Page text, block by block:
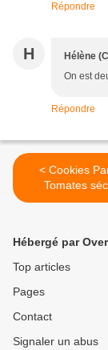
Répondre
H Hélène
On est
Répondre
< Cookies Parmesan,
Tomates
Pignons de
Hébergé par
Top articles
Pages
Contact
Signaler un abus